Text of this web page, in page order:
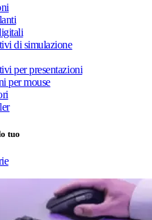
di simulazione
per presentazioni
per mouse
tuo